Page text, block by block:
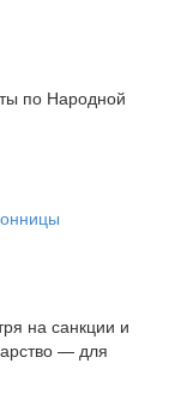
по Народной
на санкции и
— для